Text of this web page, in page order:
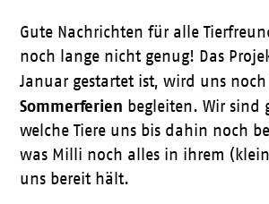
Gute Nachrichten für alle
noch lange nicht genug! Das
Januar gestartet ist, wird uns noch
Sommerferien begleiten. Wir sind
welche Tiere uns bis dahin noch
was Milli noch alles in ihrem
uns bereit hält.